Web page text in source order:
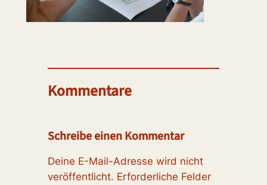
Kommentare
Schreibe einen Kommentar
Deine E-Mail-Adresse wird nicht
veröffentlicht. Erforderliche Felder